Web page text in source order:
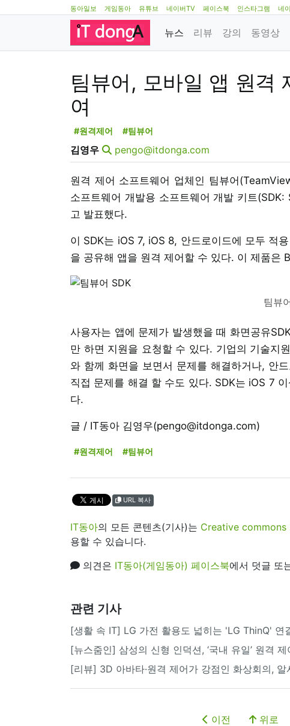
동아일보 게임동아 유튜브 네이버TV 페이스북 인스타그램 네
뉴스 리뷰 강의 동영상
팀뷰어, 모바일 앱 원격
여
#원격제어 #팀뷰어
김영우 pengo@itdonga.com
원격 제어 소프트웨어 업체인 팀뷰어
소프트웨어 개발용 소프트웨어 개발 키트
고 발표했다.
이 SDK는 iOS 7, iOS 8, 안드로이드에 모두 적
을 공유해 앱을 원격 제어할 수 있다. 이 제품은
팀뷰
사용자는 앱에 문제가 발생했을 때 화면공유
만 하면 지원을 요청할 수 있다. 기업의 기술지
와 함께 화면을 보면서 문제를 해결하거나, 안
직접 문제를 해결 할 수도 있다. SDK는 iOS 7
다.
글 / IT동아 김영우(pengo@itdonga.com)
#원격제어 #팀뷰어
URL 복사
IT동아의 모든 콘텐츠(기사)는 Creative commons
용할 수 있습니다.
의견은 IT동아(게임동아) 페이스북에서 덧글 또
관련 기사
[생활 속 IT] LG 가전 활용도 넓히는 'LG ThinQ' 연
[뉴스줌인] 삼성의 신형 인덕션, ‘국내 유일’ 원격
[리뷰] 3D 아바타·원격 제어가 강점인 화상회의,
이전 위로